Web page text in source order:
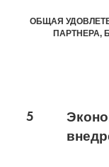
ОБЩАЯ
ПАРТНЕРА,
5